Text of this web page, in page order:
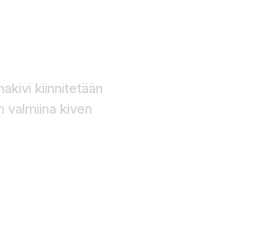
kiinnitetään
valmiina kiven